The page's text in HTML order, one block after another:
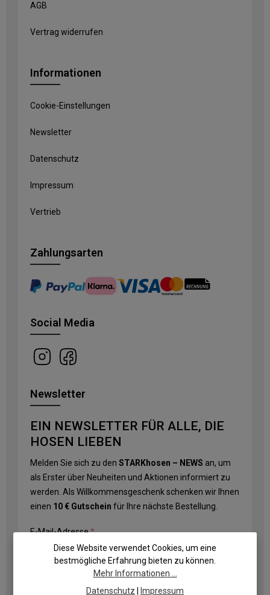
AGB
Vertrag widerrufen
Informationen
Cookie-Einstellungen
Newsletter
Datenschutz
Impressum
Vertrieb
Zahlungsarten
Social Media
Newsletter
EIN NEWSLETTER FÜR ALLE, DIE
HOSEN LIEBEN
Melden Sie sich zu den STARKhosen – NEWS an, um
als Erster über Neuheiten und Aktionen informiert zu
werden. Als Willkommensgeschenk schenken wir Ihnen
einen 10 € Gutschein für Ihre nächste Bestellung.
E-Mail-Adresse*
Diese Website verwendet Cookies, um eine
bestmögliche Erfahrung bieten zu können.
Mehr Informationen ...
Datenschutz
Impressum